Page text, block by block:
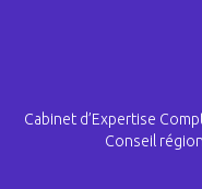
Cabinet d’Expertise
Conseil